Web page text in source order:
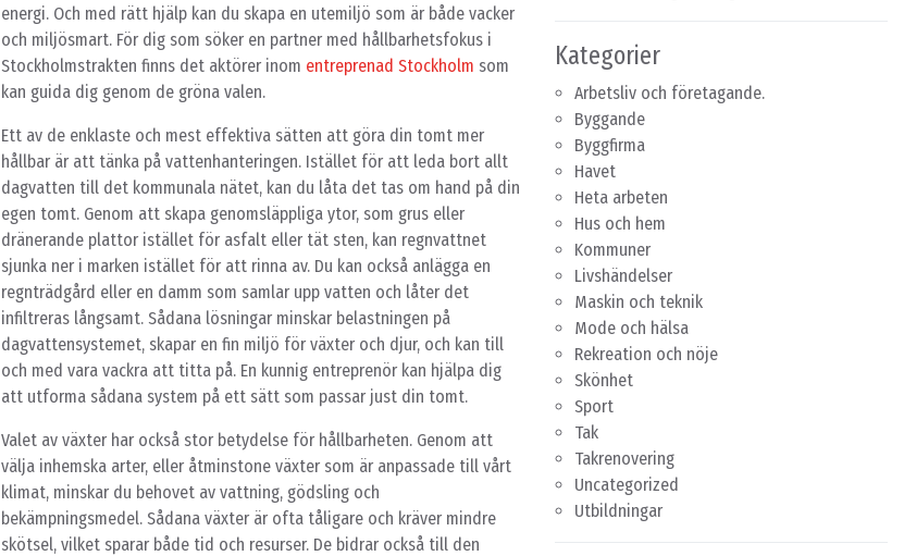
energi. Och med rätt hjälp kan du skapa en utemiljö som är både vacker
och miljösmart. För dig som söker en partner med hållbarhetsfokus i
Stockholmstrakten finns det aktörer inom entreprenad Stockholm som
kan guida dig genom de gröna valen.
Ett av de enklaste och mest effektiva sätten att göra din tomt mer
hållbar är att tänka på vattenhanteringen. Istället för att leda bort allt
dagvatten till det kommunala nätet, kan du låta det tas om hand på din
egen tomt. Genom att skapa genomsläppliga ytor, som grus eller
dränerande plattor istället för asfalt eller tät sten, kan regnvattnet
sjunka ner i marken istället för att rinna av. Du kan också anlägga en
regnträdgård eller en damm som samlar upp vatten och låter det
infiltreras långsamt. Sådana lösningar minskar belastningen på
dagvattensystemet, skapar en fin miljö för växter och djur, och kan till
och med vara vackra att titta på. En kunnig entreprenör kan hjälpa dig
att utforma sådana system på ett sätt som passar just din tomt.
Valet av växter har också stor betydelse för hållbarheten. Genom att
välja inhemska arter, eller åtminstone växter som är anpassade till vårt
klimat, minskar du behovet av vattning, gödsling och
bekämpningsmedel. Sådana växter är ofta tåligare och kräver mindre
skötsel, vilket sparar både tid och resurser. De bidrar också till den
Kategorier
Arbetsliv och företagande.
Byggande
Byggfirma
Havet
Heta arbeten
Hus och hem
Kommuner
Livshändelser
Maskin och teknik
Mode och hälsa
Rekreation och nöje
Skönhet
Sport
Tak
Takrenovering
Uncategorized
Utbildningar